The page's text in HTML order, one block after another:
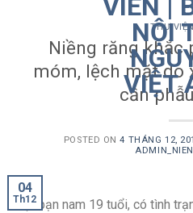
THƯ
Niềng răng khắc
móm, lệch mặt do
cần
POSTED ON4 THÁNG 12,
04
Th12
Một bạn nam 19 tuổi, có tình